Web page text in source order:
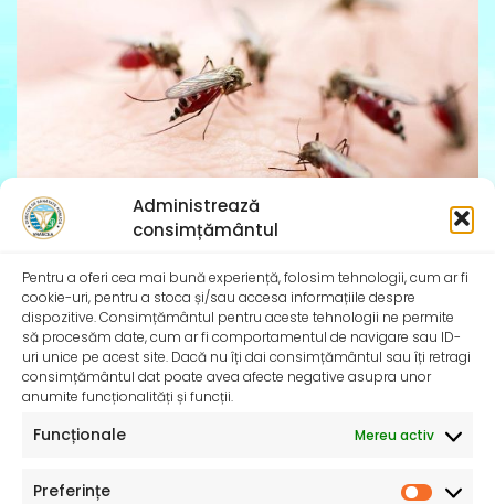
Administrează
consimțământul
Pentru a oferi cea mai bună experiență, folosim tehnologii, cum ar fi
cookie-uri, pentru a stoca și/sau accesa informațiile despre
dispozitive. Consimțământul pentru aceste tehnologii ne permite
să procesăm date, cum ar fi comportamentul de navigare sau ID-
uri unice pe acest site. Dacă nu îți dai consimțământul sau îți retragi
consimțământul dat poate avea afecte negative asupra unor
anumite funcționalități și funcții.
Funcționale Mereu activ
Preferințe
de înțepăturile sau mușcăturile acestora!
Bolile transmise de vectori sunt afecțiuni cauzate de
agenți patogeni (virusuri, bacterii, paraziți) care sunt